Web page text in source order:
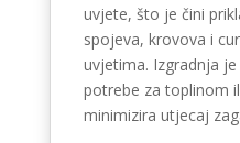
uvjete, što je čini
spojeva, krovova i
uvjetima. Izgradnja
potrebe za toplinom
minimizira utjecaj